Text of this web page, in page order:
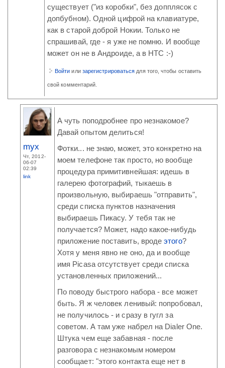
существует ("из коробки", без допплясок с
допбубном). Одной цифрой на клавиатуре,
как в старой доброй Нокии. Только не
спрашивай, где - я уже не помню. И вообще
может он не в Андроиде, а в НТС :-)
Войти или зарегистрироваться для того, чтобы оставить
свой комментарий.
myx
Чт, 2012-
06-07
02:39
link
А чуть поподробнее про незнакомое?
Давай опытом делиться!
Фотки... не знаю, может, это конкретно на
моем телефоне так просто, но вообще
процедура примитивнейшая: идешь в
галерею фотографий, тыкаешь в
произвольную, выбираешь "отправить",
среди списка пунктов назначения
выбираешь Пикасу. У тебя так не
получается? Может, надо какое-нибудь
приложение поставить, вродеэтого?
Хотя у меня явно не оно, да и вообще
имя Picasa отсутствует среди списка
установленных приложений...
По поводу быстрого набора - все может
быть. Я ж человек ленивый: попробовал,
не получилось - и сразу в гугл за
советом. А там уже набрел на Dialer One.
Штука чем еще забавная - после
разговора с незнакомым номером
сообщает: "этого контакта еще нет в